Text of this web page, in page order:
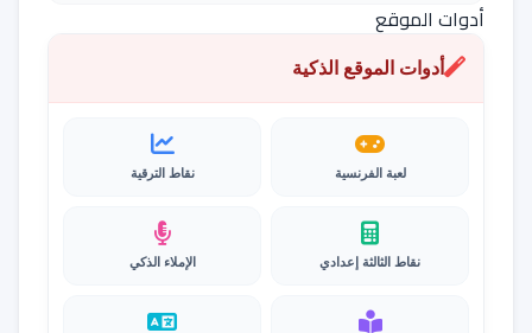
أدوات الموقع
أدوات الموقع الذكية
لعبة الفرنسية نقاط الترقية
نقاط الثالثة إعدادي الإملاء الذكي